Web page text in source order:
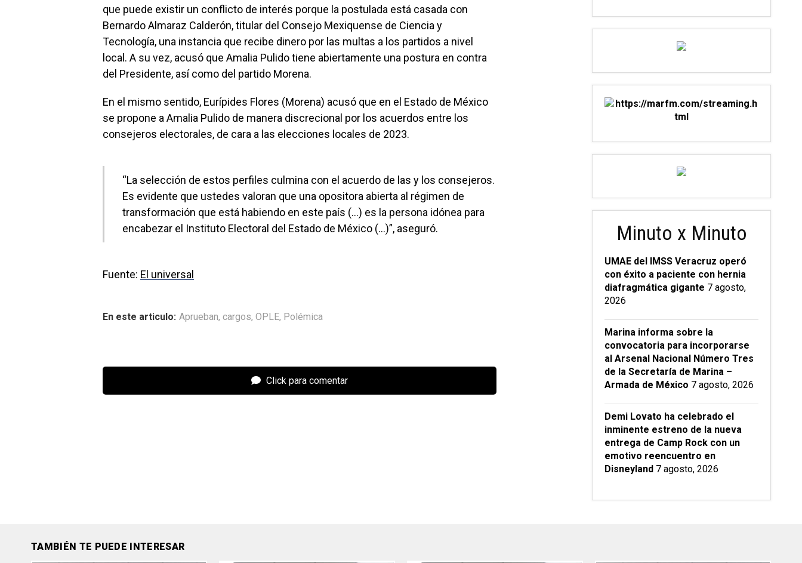
que puede existir un conflicto de interés porque la postulada está casada con
Bernardo Almaraz Calderón, titular del Consejo Mexiquense de Ciencia y
Tecnología, una instancia que recibe dinero por las multas a los partidos a nivel
local. A su vez, acusó que Amalia Pulido tiene abiertamente una postura en contra
del Presidente, así como del partido Morena.
En el mismo sentido, Eurípides Flores (Morena) acusó que en el Estado de México
se propone a Amalia Pulido de manera discrecional por los acuerdos entre los
consejeros electorales, de cara a las elecciones locales de 2023.
“La selección de estos perfiles culmina con el acuerdo de las y los consejeros.
Es evidente que ustedes valoran que una opositora abierta al régimen de
transformación que está habiendo en este país (…) es la persona idónea para
encabezar el Instituto Electoral del Estado de México (…)”, aseguró.
Fuente: El universal
En este articulo: Aprueban, cargos, OPLE, Polémica
Click para comentar
Minuto x Minuto
UMAE del IMSS Veracruz operó
con éxito a paciente con hernia
diafragmática gigante 7 agosto,
2026
Marina informa sobre la
convocatoria para incorporarse
al Arsenal Nacional Número Tres
de la Secretaría de Marina –
Armada de México 7 agosto, 2026
Demi Lovato ha celebrado el
inminente estreno de la nueva
entrega de Camp Rock con un
emotivo reencuentro en
Disneyland 7 agosto, 2026
TAMBIÉN TE PUEDE INTERESAR